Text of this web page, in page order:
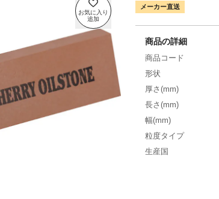
メーカー直送
商品の詳細
商品コード
形状
厚さ(mm)
長さ(mm)
幅(mm)
粒度タイプ
生産国